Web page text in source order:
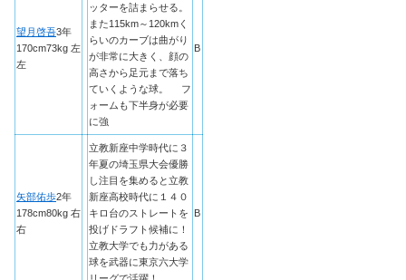
望月啓吾3年
170cm73kg 左
左
ッターを詰まらせる。
また115km～120kmく
らいのカーブは曲がり
が非常に大きく、顔の
高さから足元まで落ち
ていくような球。 フ
ォームも下半身が必要
に強
B
矢部佑歩2年
178cm80kg 右
右
立教新座中学時代に３
年夏の埼玉県大会優勝
し注目を集めると立教
新座高校時代に１４０
キロ台のストレートを
投げドラフト候補に！
立教大学でも力がある
球を武器に東京六大学
B